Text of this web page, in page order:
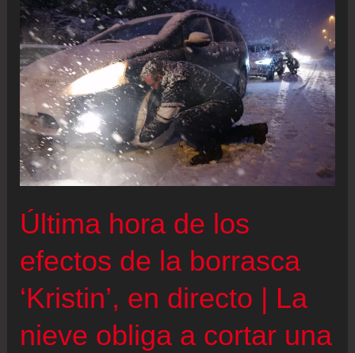
‘Marta’,
en
directo
|
Más
de
11.000
desalojados
Andalucía
la
llegada
Última hora de los
efectos de la borrasca
‘Kristin’, en directo | La
nieve obliga a cortar una